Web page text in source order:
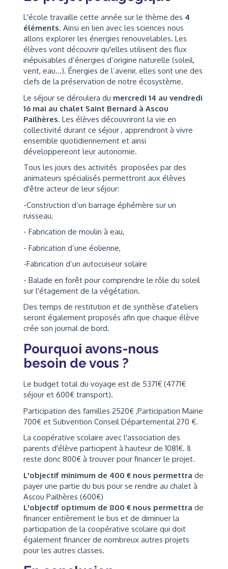
L'école travaille cette année sur le thème des 4
éléments. Ainsi en lien avec les sciences nous
allons explorer les énergies renouvelables. Les
élèves vont découvrir qu'elles utilisent des flux
inépuisables d’énergies d’origine naturelle (soleil,
vent, eau...). Énergies de l’avenir, elles sont une des
clefs de la préservation de notre écosystème.
Le séjour se déroulera du mercredi 14 au vendredi
16 mai au chalet Saint Bernard à Ascou
Pailhères. Les élèves découvriront la vie en
collectivité durant ce séjour , apprendront à vivre
ensemble quotidiennement et ainsi
développereont leur autonomie.
Tous les jours des activités proposées par des
animateurs spécialisés permettront aux élèves
d'être acteur de leur séjour:
-Construction d’un barrage éphémère sur un
ruisseau,
- Fabrication de moulin à eau,
- Fabrication d’une éolienne,
-Fabrication d’un autocuiseur solaire
- Balade en forêt pour comprendre le rôle du soleil
sur l'étagement de la végétation.
Des temps de restitution et de synthèse d'ateliers
seront également proposés afin que chaque élève
crée son journal de bord.
Pourquoi avons-nous
besoin de vous ?
Le budget total du voyage est de 5371€ (4771€
séjour et 600€ transport).
Participation des familles 2520€ ,Participation Mairie
700€ et Subvention Conseil Départemental 270 €.
La coopérative scolaire avec l'association des
parents d'élève participent à hauteur de 1081€. Il
reste donc 800€ à trouver pour financer le projet.
L'objectif minimum de 400 € nous permettra de
payer une partie du bus pour se rendre au chalet à
Ascou Pailhères (600€)
L'objectif optimum de 800 € nous permettra de
financer entièrement le bus et de diminuer la
participation de la coopérative scolaire qui doit
également financer de nombreux autres projets
pour les autres classes.